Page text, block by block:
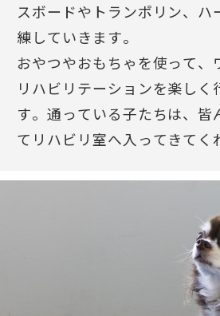
スボードやトランポリン、ハ
練していきます。
おやつやおもちゃを使って、
リハビリテーションを楽しく
す。通っている子たちは、皆
てリハビリ室へ入ってきてく